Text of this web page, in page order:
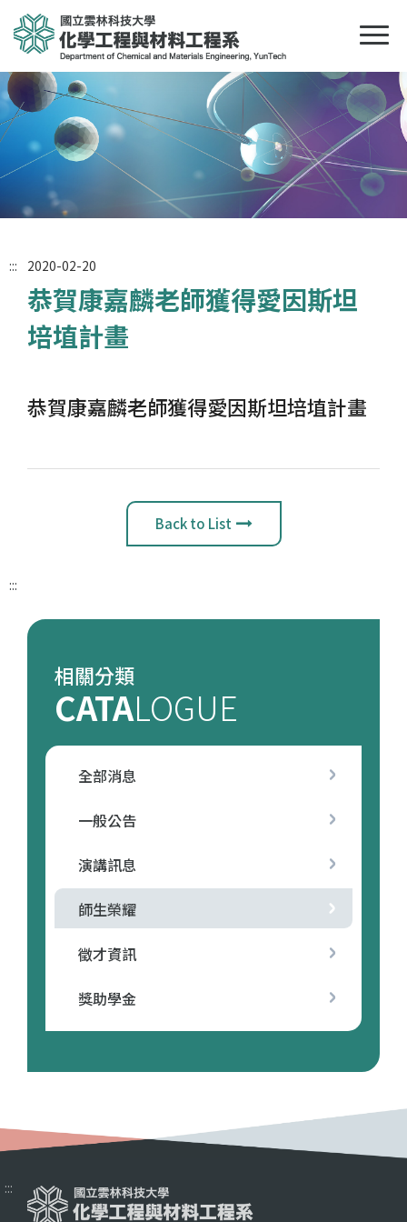
::: 2020-02-20
恭賀康嘉麟老師獲得愛因斯坦
培埴計畫
恭賀康嘉麟老師獲得愛因斯坦培埴計畫
Back to List
:::
相關分類
CATALOGUE
全部消息
一般公告
演講訊息
師生榮耀
徵才資訊
獎助學金
:::